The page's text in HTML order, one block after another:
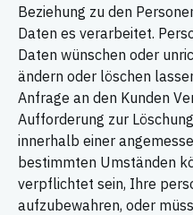
Beziehung zu den
Daten es verarbeitet.
Daten wünschen oder
ändern oder löschen
Anfrage an den Kunden
Aufforderung zur
innerhalb einer
bestimmten Umständen
verpflichtet sein, Ihre
aufzubewahren, oder